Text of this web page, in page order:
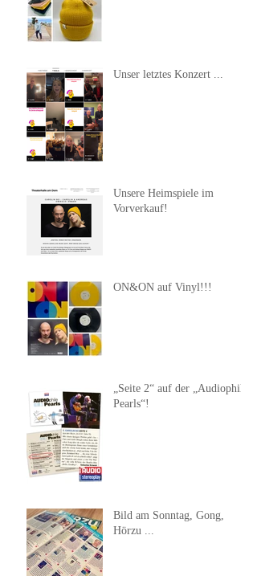
Unser letztes Konzert ...
Unsere Heimspiele im
Vorverkauf!
ON&ON auf Vinyl!!!
„Seite 2“ auf der „Audiophile
Pearls“!
Bild am Sonntag, Gong,
Hörzu ...